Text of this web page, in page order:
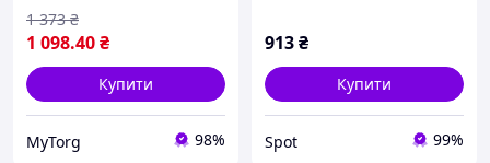
1 098.40₴
1 373 ₴
Купити
MyTorg 98%
913₴
Купити
Spot 99%